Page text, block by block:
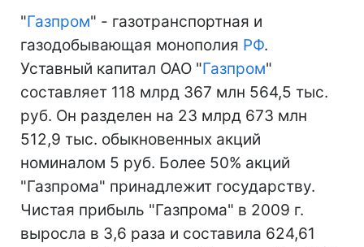
"Газпром" - газотранспортная и
газодобывающая монополия РФ.
Уставный капитал ОАО "Газпром"
составляет 118 млрд 367 млн 564,5 тыс.
руб. Он разделен на 23 млрд 673 млн
512,9 тыс. обыкновенных акций
номиналом 5 руб. Более 50% акций
"Газпрома" принадлежит государству.
Чистая прибыль "Газпрома" в 2009 г.
выросла в 3,6 раза и составила 624,61